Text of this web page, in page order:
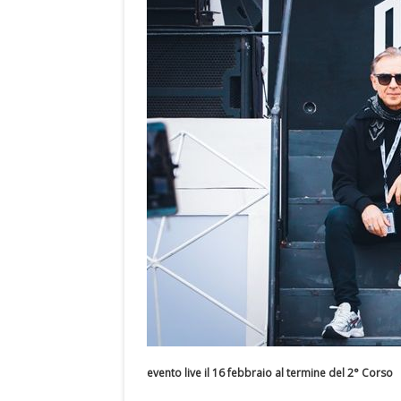
evento live il 16 febbraio al termine del 2° Corso